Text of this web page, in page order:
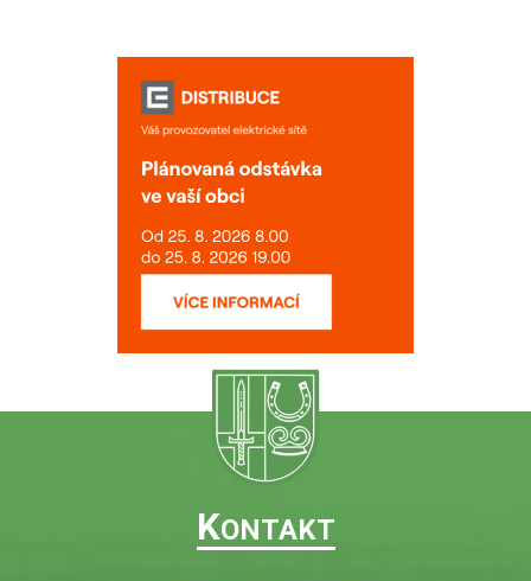
KONTAKT